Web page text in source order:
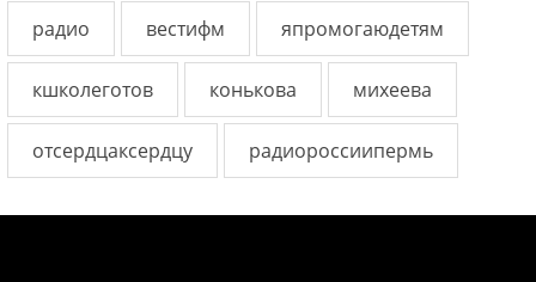
радио вестифм япромогаюдетям
кшколеготов конькова михеева
отсердцаксердцу радиороссиипермь